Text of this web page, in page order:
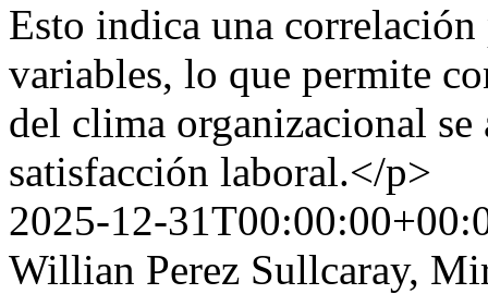
Esto indica una
variables, lo que permite
del clima organizacional
satisfacción laboral.</p>
2025-12-
Willian Perez Sullcaray,